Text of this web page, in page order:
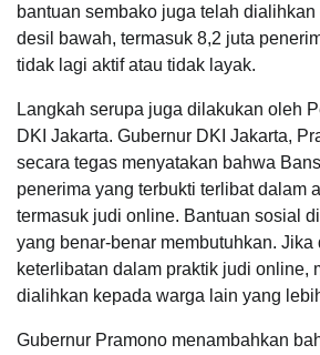
bantuan sembako juga telah
desil bawah, termasuk 8,2 juta
tidak lagi aktif atau tidak layak.
Langkah serupa juga dilakukan oleh
DKI Jakarta. Gubernur DKI Jakarta,
secara tegas menyatakan bahwa
penerima yang terbukti terlibat dalam
termasuk judi online. Bantuan sosial
yang benar-benar membutuhkan. Jika
keterlibatan dalam praktik judi online,
dialihkan kepada warga lain yang
Gubernur Pramono menambahkan